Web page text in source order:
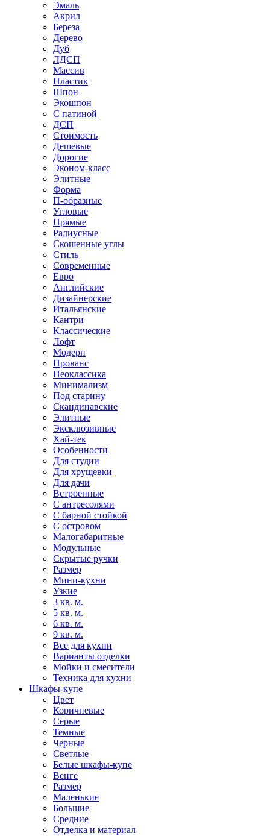
Эмаль
Акрил
Береза
Дерево
Дуб
ЛДСП
Массив
Пластик
Шпон
Экошпон
С патиной
ДСП
Стоимость
Дешевые
Дорогие
Эконом-класс
Элитные
Форма
П-образные
Угловые
Прямые
Радиусные
Скошенные углы
Стиль
Современные
Евро
Английские
Дизайнерские
Итальянские
Кантри
Классические
Лофт
Модерн
Прованс
Неоклассика
Минимализм
Под старину
Скандинавские
Элитные
Эксклюзивные
Хай-тек
Особенности
Для студии
Для хрущевки
Для дачи
Встроенные
С антресолями
С барной стойкой
С островом
Малогабаритные
Модульные
Скрытые ручки
Размер
Мини-кухни
Узкие
3 кв. м.
5 кв. м.
6 кв. м.
9 кв. м.
Все для кухни
Варианты отделки
Мойки и смесители
Техника для кухни
Шкафы-купе
Цвет
Коричневые
Серые
Темные
Черные
Светлые
Белые шкафы-купе
Венге
Размер
Маленькие
Большие
Средние
Отделка и материал